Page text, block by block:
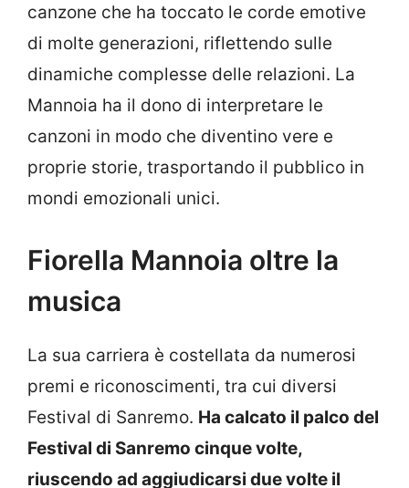
canzone che ha toccato le corde emotive
di molte generazioni, riflettendo sulle
dinamiche complesse delle relazioni. La
Mannoia ha il dono di interpretare le
canzoni in modo che diventino vere e
proprie storie, trasportando il pubblico in
mondi emozionali unici.
Fiorella Mannoia oltre la
musica
La sua carriera è costellata da numerosi
premi e riconoscimenti, tra cui diversi
Festival di Sanremo. Ha calcato il palco del
Festival di Sanremo cinque volte,
riuscendo ad aggiudicarsi due volte il